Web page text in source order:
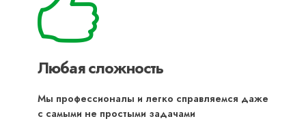
Любая сложность
Мы профессионалы и легко справляемся даже
с самыми не простыми задачами